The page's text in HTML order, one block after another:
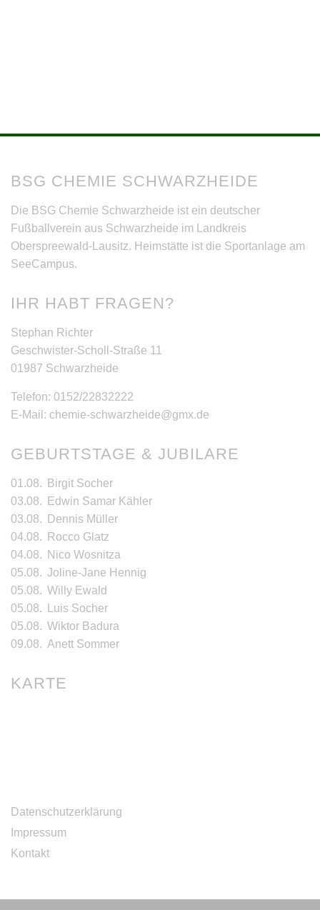
BSG CHEMIE SCHWARZHEIDE
Die BSG Chemie Schwarzheide ist ein deutscher
Fußballverein aus Schwarzheide im Landkreis
Oberspreewald-Lausitz. Heimstätte ist die Sportanlage am
SeeCampus.
IHR HABT FRAGEN?
Stephan Richter
Geschwister-Scholl-Straße 11
01987 Schwarzheide
Telefon: 0152/22832222
E-Mail: chemie-schwarzheide@gmx.de
GEBURTSTAGE & JUBILARE
01.08.
Birgit Socher
03.08.
Edwin Samar Kähler
03.08.
Dennis Müller
04.08.
Rocco Glatz
04.08. Nico Wosnitza
05.08. Joline-Jane Hennig
05.08. Willy Ewald
05.08.
Luis Socher
05.08. Wiktor Badura
09.08. Anett Sommer
KARTE
Datenschutzerklärung
Impressum
Kontakt